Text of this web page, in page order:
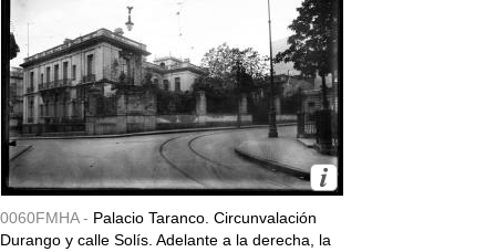
0060FMHA - Palacio Taranco. Circunvalación
Durango y calle Solís. Adelante a la derecha, la